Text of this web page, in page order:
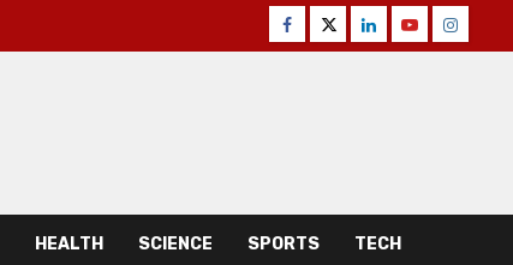
Facebook
TwitterLinkedinYoutube
HEALTH SCIENCE SPORTS TECH